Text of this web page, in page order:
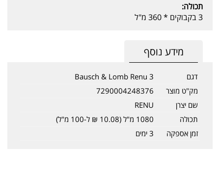
תכולה:
3 בקבוקים * 360 מ"ל
מידע נוסף
דגם
Bausch & Lomb Renu 3
מק"ט מוצר
7290004248376
שם יצרן
RENU
תכולה
1080 מ"ל (10.08 ₪ ל-100 מ"ל)
זמן אספקה
3 ימים